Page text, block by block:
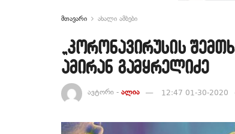
მთავარი ახალი ამბები
„კორონავირუსის
ამირან გამყრელიძე
ავტორი - ალია 12:47 01-30-2020